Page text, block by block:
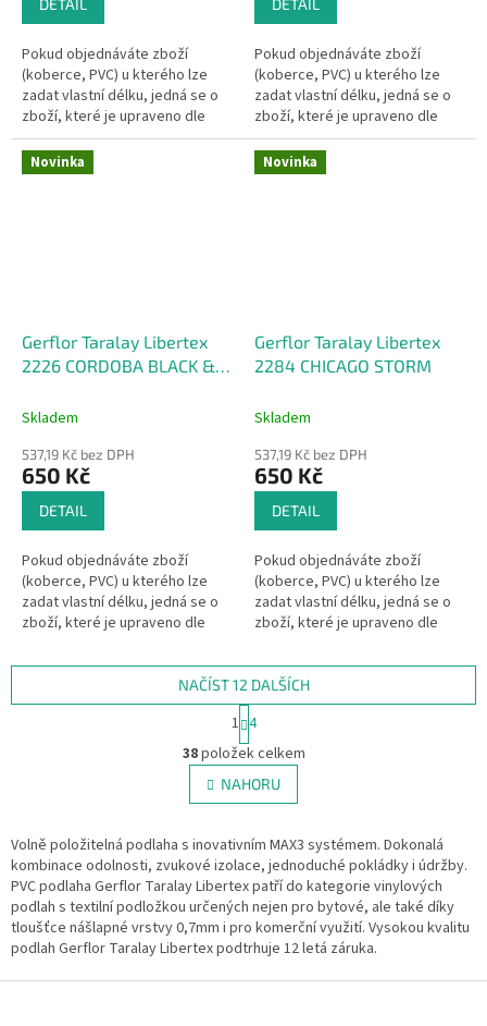
DETAIL
Pokud objednáváte zboží
(koberce, PVC) u kterého lze
zadat vlastní délku, jedná se o
zboží, které je upraveno dle
Vašeho přání.Pak se dle §1837
písm. d) občanského...
DETAIL
Pokud objednáváte zboží
(koberce, PVC) u kterého lze
zadat vlastní délku, jedná se o
zboží, které je upraveno dle
Vašeho přání.Pak se dle §1837
písm. d) občanského...
Novinka
Gerflor Taralay Libertex
2226 CORDOBA BLACK &
Skladem
537,19 Kč bez DPH
650 Kč
DETAIL
Pokud objednáváte zboží
(koberce, PVC) u kterého lze
zadat vlastní délku, jedná se o
zboží, které je upraveno dle
písm. d) občanského...
Novinka
Gerflor Taralay Libertex
2284 CHICAGO STORM
Skladem
537,19 Kč bez DPH
650 Kč
DETAIL
Pokud objednáváte zboží
(koberce, PVC) u kterého lze
zadat vlastní délku, jedná se o
zboží, které je upraveno dle
písm. d) občanského...
O
v
l
á
a
c
í
p
r
v
NAČÍST 12 DALŠÍCH
S
t
r
á
n
k
v
á
n
í
1 4
38položek celkem
NAHORU
Volně položitelná podlaha s inovativním MAX3 systémem. Dokonalá
kombinace odolnosti, zvukové izolace, jednoduché pokládky i údržby.
PVC podlaha Gerflor Taralay Libertex patří do kategorie vinylových
podlah s textilní podložkou určených nejen pro bytové, ale také díky
tloušťce nášlapné vrstvy 0,7mm i pro komerční využití. Vysokou kvalitu
podlah Gerflor Taralay Libertex podtrhuje 12 letá záruka.